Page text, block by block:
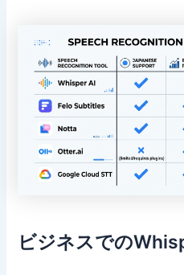
ビジネスでの